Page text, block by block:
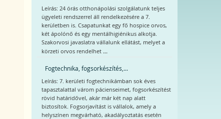
Leírás: 24 órás otthonápolási szolgálatunk teljes
ügyeleti rendszerrel áll rendelkezésére a 7.
kerületben is. Csapatunkat egy fő hospice orvos,
két ápolónő és egy mentálhigiénikus alkotja.
Szakorvosi javaslatra vállalunk ellátást, melyet a
körzeti orvos rendelhet ...
Fogtechnika, fogsorkészítés,...
Leírás: 7. kerületi fogtechnikámban sok éves
tapasztalattal várom pácienseimet, fogsorkészítést
rövid határidővel, akár már két nap alatt
biztosítok. Fogsorjavítást is vállalok, amely a
helyszínen megvárható, akadályoztatás esetén